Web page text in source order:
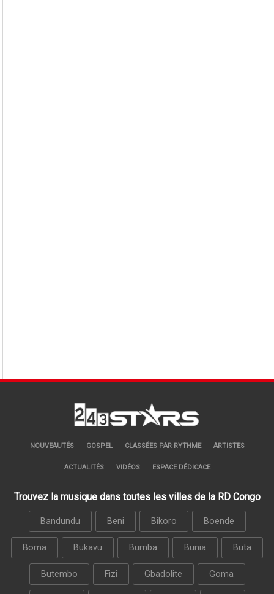
NOUVEAUTÉS GOSPEL CLASSÉES PAR RYTHME ARTISTES
ACTUALITÉS VIDÉOS ESPACE DÉDICACE
Trouvez la musique dans toutes les villes de la RD Congo
Bandundu Beni Bikoro Boende
Boma Bukavu Bumba Bunia Buta
Butembo Fizi Gbadolite Goma